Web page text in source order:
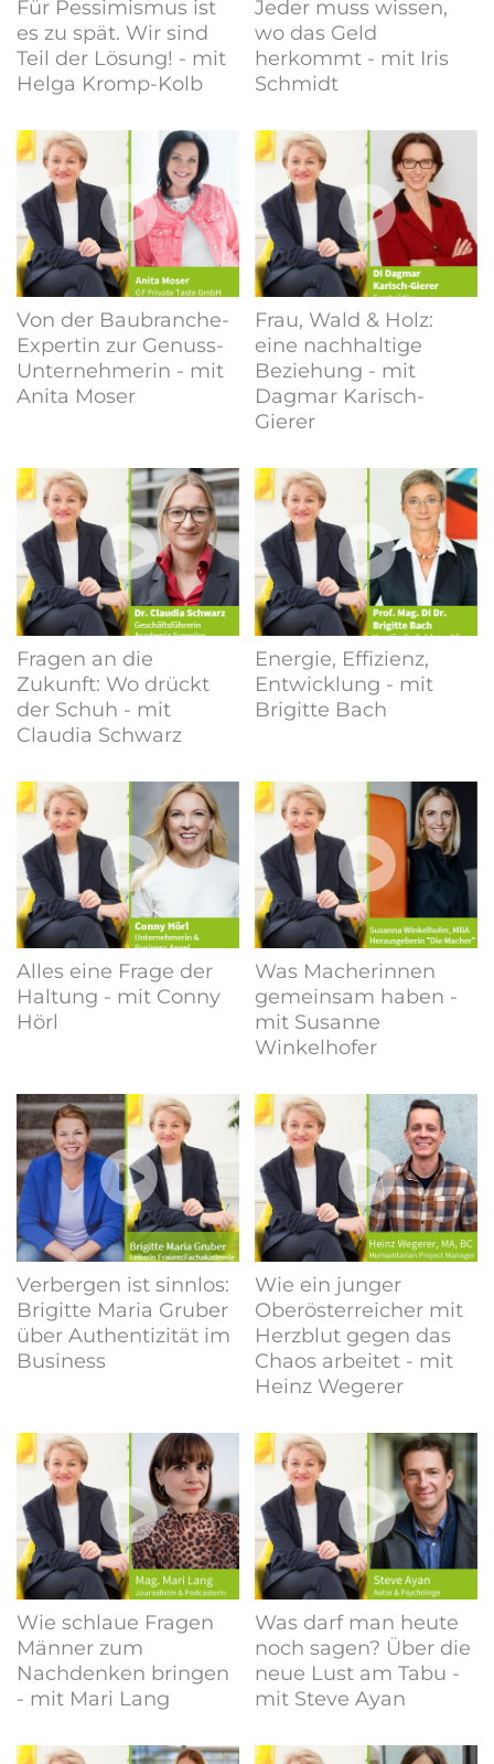
Für Pessimismus ist
es zu spät. Wir sind
Teil der Lösung! - mit
Helga Kromp-Kolb
Jeder muss wissen,
wo das Geld
herkommt - mit Iris
Schmidt
Von der Baubranche-
Expertin zur Genuss-
Unternehmerin - mit
Anita Moser
Frau, Wald & Holz:
eine nachhaltige
Beziehung - mit
Dagmar Karisch-
Gierer
Fragen an die
Zukunft: Wo drückt
der Schuh - mit
Claudia Schwarz
Energie, Effizienz,
Entwicklung - mit
Brigitte Bach
Alles eine Frage der
Haltung - mit Conny
Hörl
Was Macherinnen
gemeinsam haben -
mit Susanne
Winkelhofer
Verbergen ist sinnlos:
Brigitte Maria Gruber
über Authentizität im
Business
Wie ein junger
Oberösterreicher mit
Herzblut gegen das
Chaos arbeitet - mit
Heinz Wegerer
Wie schlaue Fragen
Männer zum
Nachdenken bringen
- mit Mari Lang
Was darf man heute
noch sagen? Über die
neue Lust am Tabu -
mit Steve Ayan